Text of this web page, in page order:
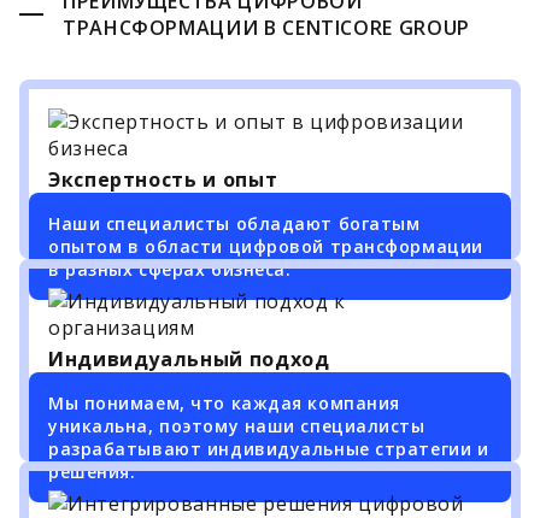
ТРАНСФОРМАЦИИ В CENTICORE GROUP
Экспертность и опыт
Наши специалисты обладают богатым
опытом в области цифровой трансформации
в разных сферах бизнеса.
Индивидуальный подход
Мы понимаем, что каждая компания
уникальна, поэтому наши специалисты
разрабатывают индивидуальные стратегии и
решения.